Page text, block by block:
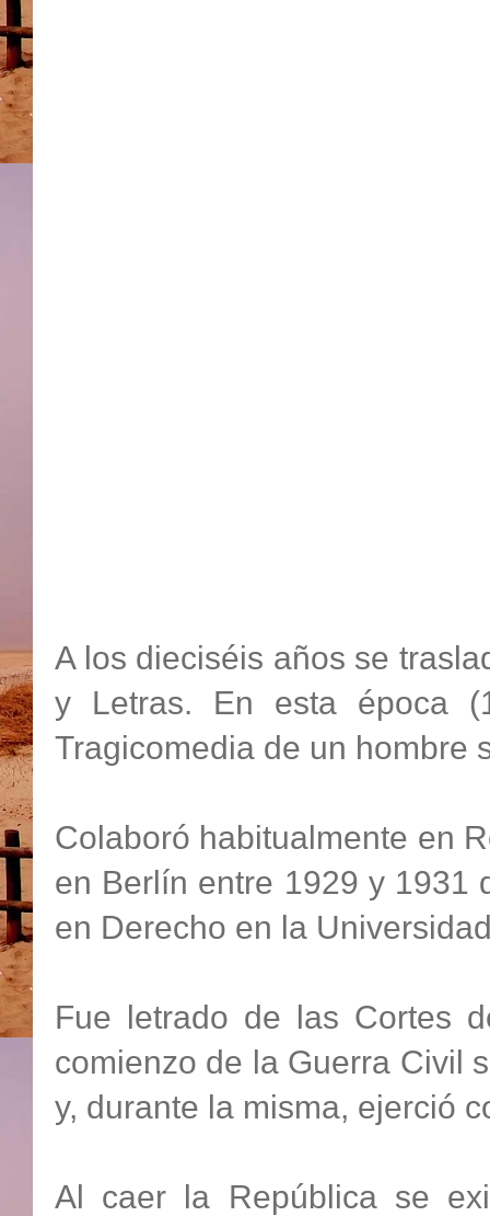
A los dieciséis años se
y Letras. En esta época
Tragicomedia de un hombre
Colaboró habitualmente en
en Berlín entre 1929 y 1931
en Derecho en la
Fue letrado de las Cortes
comienzo de la Guerra Civil
y, durante la misma, ejerció
Al caer la República se